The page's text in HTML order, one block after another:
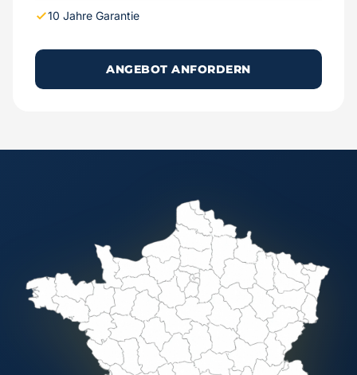
10 Jahre Garantie
ANGEBOT ANFORDERN